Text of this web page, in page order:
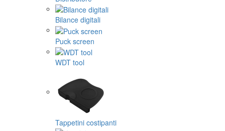
Bilance digitali
Puck screen
WDT tool
Tappetini costipanti